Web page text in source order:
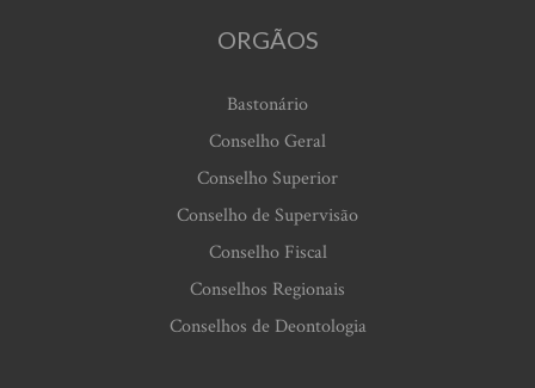
ORGÃOS
Bastonário
Conselho Geral
Conselho Superior
Conselho de Supervisão
Conselho Fiscal
Conselhos Regionais
Conselhos de Deontologia